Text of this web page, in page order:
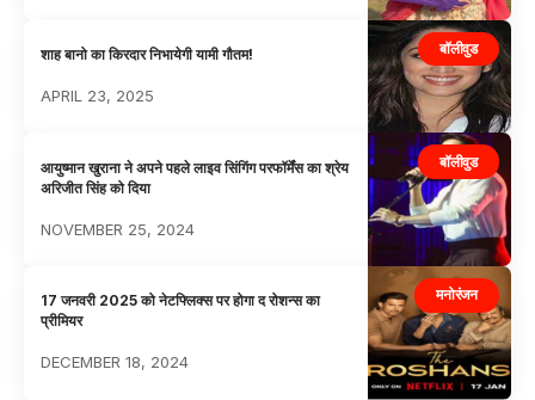
बॉलीवुड
शाह बानो का किरदार निभायेगी यामी गौतम!
APRIL 23, 2025
बॉलीवुड
आयुष्मान खुराना ने अपने पहले लाइव सिंगिंग परफॉर्मेंस का श्रेय
अरिजीत सिंह को दिया
NOVEMBER 25, 2024
मनोरंजन
17 जनवरी 2025 को नेटफ्लिक्स पर होगा द रोशन्स का
प्रीमियर
DECEMBER 18, 2024